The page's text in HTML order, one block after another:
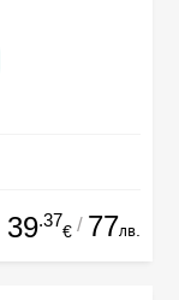
39.37
€ / 77лв.